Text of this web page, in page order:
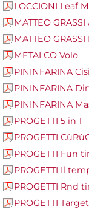
LOCCIONI Leaf
MATTEO
MATTEO
METALCO Volo
PININFARINA
PININFARINA
PININFARINA
PROGETTI 5 in 1
PROGETTI
PROGETTI Fun
PROGETTI Il
PROGETTI Rnd
PROGETTI Target